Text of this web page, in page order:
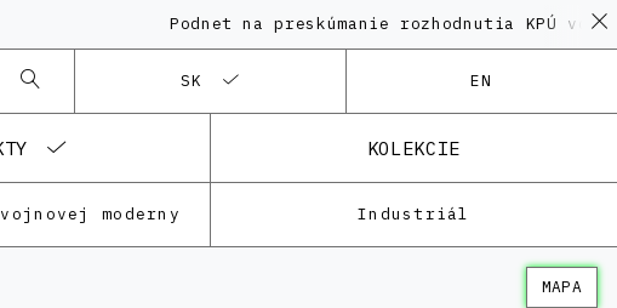
Podnet na preskúmanie rozhodnutia KPÚ vo
SK EN
KOLEKCIE
moderny Industriál
MAPA